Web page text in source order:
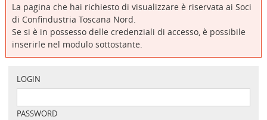
La pagina che hai richiesto di visualizzare è riservata ai Soci
di Confindustria Toscana Nord.
Se si è in possesso delle credenziali di accesso, è possibile
inserirle nel modulo sottostante.
LOGIN
PASSWORD